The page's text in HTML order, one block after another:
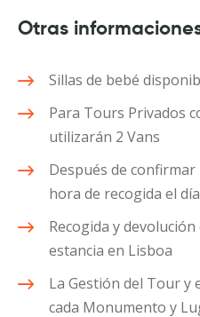
Otras
Sillas de bebé
Para Tours Privados
utilizarán 2 Vans
Después de
hora de recogida el
Recogida y
estancia en Lisboa
La Gestión del Tour y
cada Monumento y